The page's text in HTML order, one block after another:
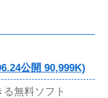
公開 90,999K)
無料ソフト